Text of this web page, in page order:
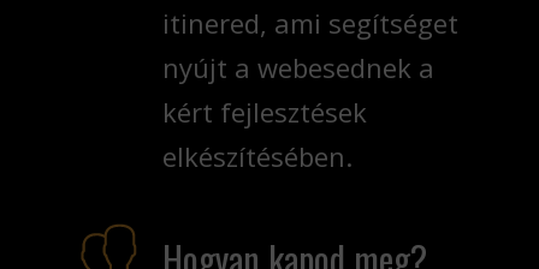
itinered, ami segítséget
nyújt a webesednek a
kért fejlesztések
elkészítésében.